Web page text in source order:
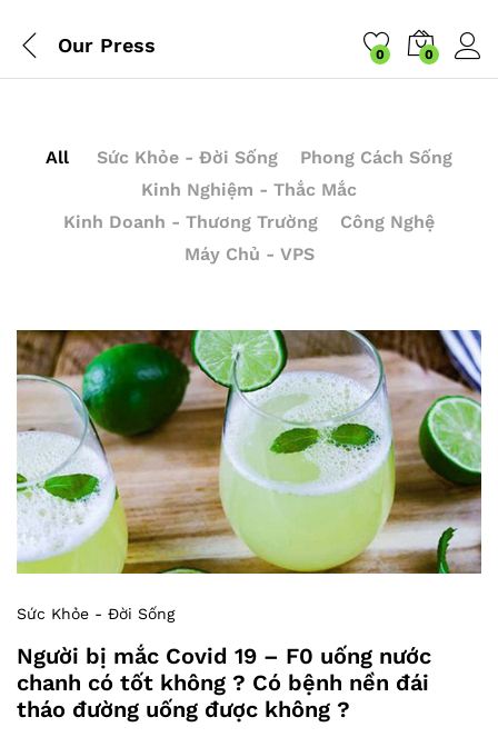
Our Press 0 0
All Sức Khỏe - Đời Sống
Phong Cách Sống
Kinh Nghiệm - Thắc Mắc
Kinh Doanh - Thương Trường
Công Nghệ
Máy Chủ - VPS
Sức Khỏe - Đời Sống
Người bị mắc Covid 19 – F0 uống nước
chanh có tốt không ? Có bệnh nền đái
tháo đường uống được không ?